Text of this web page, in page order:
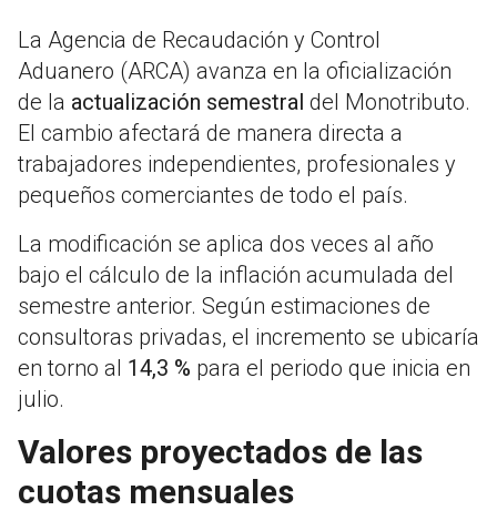
La Agencia de Recaudación y Control
Aduanero (ARCA) avanza en la oficialización
de la actualización semestral del Monotributo.
El cambio afectará de manera directa a
trabajadores independientes, profesionales y
pequeños comerciantes de todo el país.
La modificación se aplica dos veces al año
bajo el cálculo de la inflación acumulada del
semestre anterior. Según estimaciones de
consultoras privadas, el incremento se ubicaría
en torno al 14,3 % para el periodo que inicia en
julio.
Valores proyectados de las
cuotas mensuales